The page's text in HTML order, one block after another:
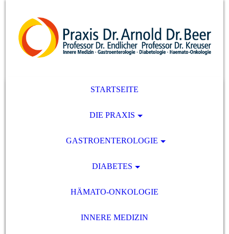
STARTSEITE
DIE PRAXIS
GASTROENTEROLOGIE
DIABETES
HÄMATO-ONKOLOGIE
INNERE MEDIZIN